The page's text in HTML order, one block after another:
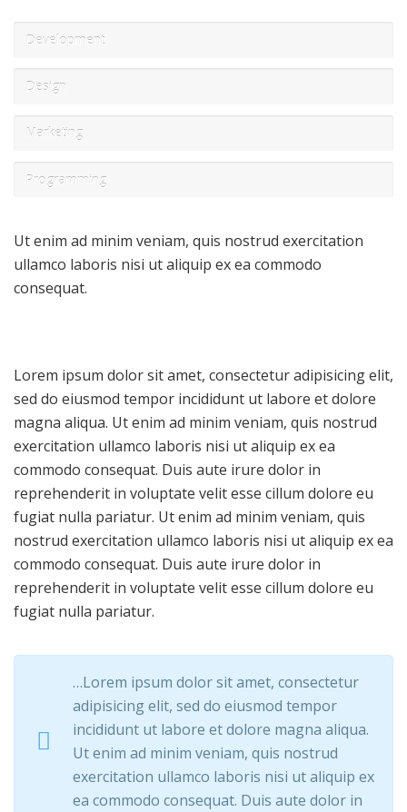
Development
Design
Marketing
Programming
Ut enim ad minim veniam, quis nostrud exercitation
ullamco laboris nisi ut aliquip ex ea commodo
consequat.
Lorem ipsum dolor sit amet, consectetur adipisicing elit,
sed do eiusmod tempor incididunt ut labore et dolore
magna aliqua. Ut enim ad minim veniam, quis nostrud
exercitation ullamco laboris nisi ut aliquip ex ea
commodo consequat. Duis aute irure dolor in
reprehenderit in voluptate velit esse cillum dolore eu
fugiat nulla pariatur. Ut enim ad minim veniam, quis
nostrud exercitation ullamco laboris nisi ut aliquip ex ea
commodo consequat. Duis aute irure dolor in
reprehenderit in voluptate velit esse cillum dolore eu
fugiat nulla pariatur.
…Lorem ipsum dolor sit amet, consectetur
adipisicing elit, sed do eiusmod tempor
incididunt ut labore et dolore magna aliqua.
Ut enim ad minim veniam, quis nostrud
exercitation ullamco laboris nisi ut aliquip ex
ea commodo consequat. Duis aute dolor in